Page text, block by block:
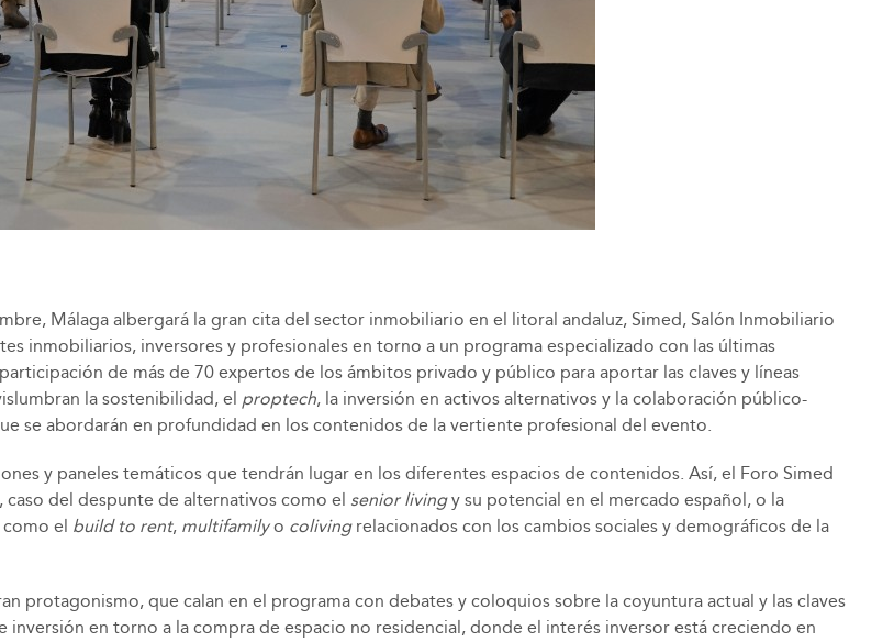
Málaga albergará la gran cita del sector inmobiliario en el litoral andaluz, Simed, Salón Inmobiliario
inmobiliarios, inversores y profesionales en torno a un programa especializado con las últimas
de más de 70 expertos de los ámbitos privado y público para aportar las claves y líneas
la sostenibilidad, el proptech, la inversión en activos alternativos y la colaboración público-
se abordarán en profundidad en los contenidos de la vertiente profesional del evento.
y paneles temáticos que tendrán lugar en los diferentes espacios de contenidos. Así, el Foro Simed
del despunte de alternativos como el senior livingy su potencial en el mercado español, o la
el build to rent, multifamilyo colivingrelacionados con los cambios sociales y demográficos de la
protagonismo, que calan en el programa con debates y coloquios sobre la coyuntura actual y las claves
en torno a la compra de espacio no residencial, donde el interés inversor está creciendo en